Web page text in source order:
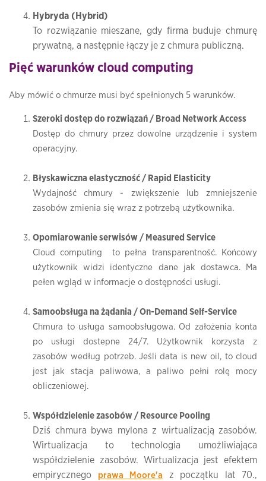
Hybryda (Hybrid)
To rozwiązanie mieszane, gdy firma buduje chmurę
prywatną, a następnie łączy je z chmura publiczną.
Pięć warunków cloud computing
Aby mówić o chmurze musi być spełnionych 5 warunków.
Szeroki dostęp do rozwiązań / Broad Network Access
Dostęp do chmury przez dowolne urządzenie i system
operacyjny.
Błyskawiczna elastyczność / Rapid Elasticity
Wydajność chmury - zwiększenie lub zmniejszenie
zasobów zmienia się wraz z potrzebą użytkownika.
Opomiarowanie serwisów / Measured Service
Cloud computing to pełna transparentność. Końcowy
użytkownik widzi identyczne dane jak dostawca. Ma
pełen wgląd w informacje o dostępności usługi.
Samoobsługa na żądania / On-Demand Self-Service
Chmura to usługa samoobsługowa. Od założenia konta
po usługi dostepne 24/7. Użytkownik korzysta z
zasobów według potrzeb. Jeśli data is new oil, to cloud
jest jak stacja paliwowa, a paliwo pełni rolę mocy
obliczeniowej.
Współdzielenie zasobów / Resource Pooling
Dziś chmura bywa mylona z wirtualizacją zasobów.
Wirtualizacja to technologia umożliwiająca
współdzielenie zasobów. Wirtualizacja jest efektem
empirycznego
prawa Moore'a z początku lat 70.,